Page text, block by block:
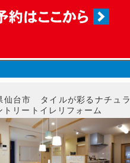
仙台市 タイルが彩るナチュラ
トリートイレリフォーム